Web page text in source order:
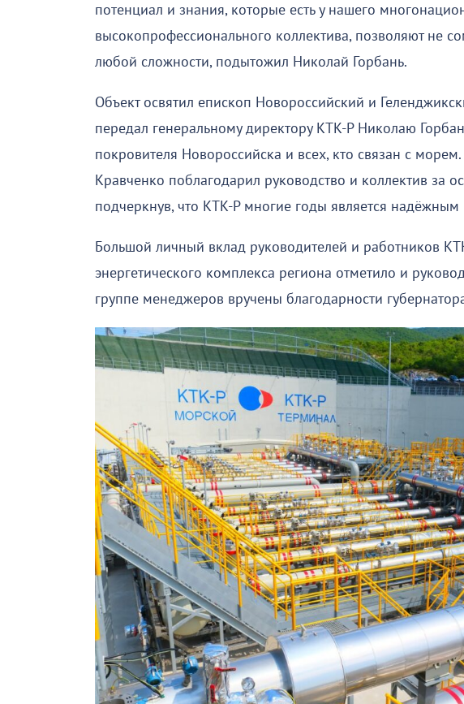
потенциал и знания, которые есть у нашего
высокопрофессионального коллектива, позволяют не
любой сложности, подытожил Николай Горбань.
Объект освятил епископ Новороссийский и
передал генеральному директору КТК-Р Николаю
покровителя Новороссийска и всех, кто связан с
Кравченко поблагодарил руководство и коллектив за
подчеркнув, что КТК-Р многие годы является
Большой личный вклад руководителей и работников
энергетического комплекса региона отметило и
группе менеджеров вручены благодарности